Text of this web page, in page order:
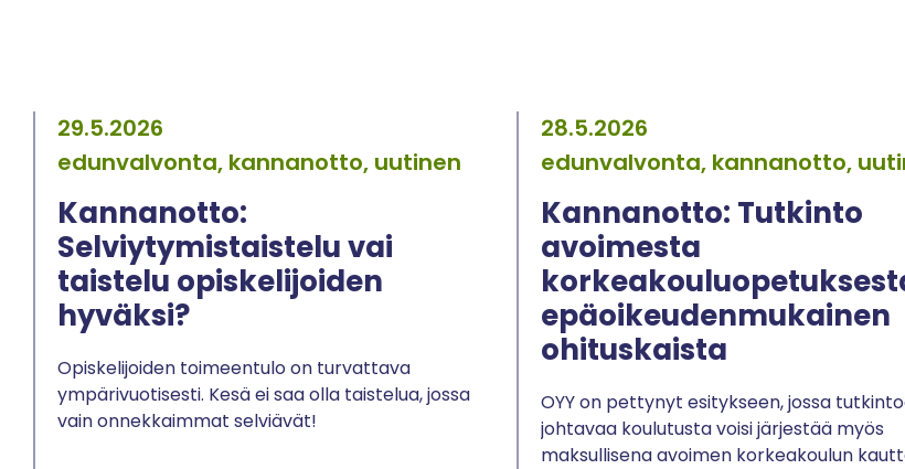
29.5.2026
edunvalvonta, kannanotto, uutinen
Kannanotto:
Selviytymistaistelu vai
taistelu opiskelijoiden
hyväksi?
Opiskelijoiden toimeentulo on turvattava
ympärivuotisesti. Kesä ei saa olla taistelua, jossa
vain onnekkaimmat selviävät!
28.5.2026
edunvalvonta, kannanotto,
Kannanotto: Tutkinto
avoimesta
epäoikeudenmukainen
ohituskaista
OYY on pettynyt esitykseen, jossa
johtavaa koulutusta voisi järjestää myös
maksullisena avoimen korkeakoulun